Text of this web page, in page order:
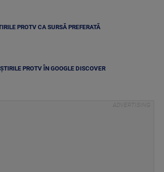
PROTV CA SURSĂ PREFERATĂ
PROTV ÎN GOOGLE DISCOVER